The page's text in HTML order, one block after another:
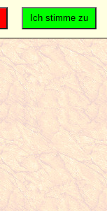
Ich stimme zu